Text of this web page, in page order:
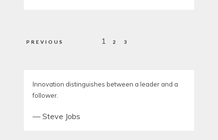
PREVIOUS
Posts1 2 3
Innovation distinguishes between a leader and a
follower.
—Steve Jobs